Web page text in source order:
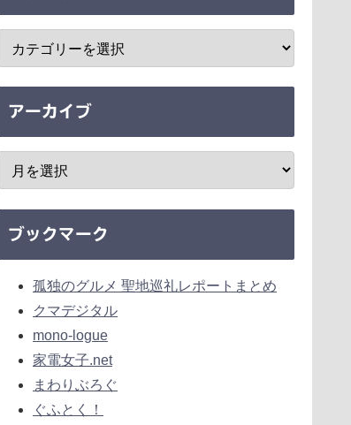
アーカイブ
ブックマーク
孤独のグルメ 聖地巡礼レポートまとめ
クマデジタル
mono-logue
家電女子.net
まわりぶろぐ
ぐふとく！